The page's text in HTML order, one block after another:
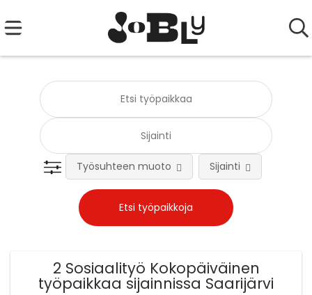
Työsuhteen muoto Sijainti
2 Sosiaalityö Kokopäiväinen
työpaikkaa sijainnissa Saarijärvi